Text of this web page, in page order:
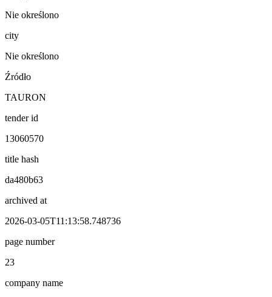
Nie określono
city
Nie określono
Źródło
TAURON
tender id
13060570
title hash
da480b63
archived at
2026-03-05T11:13:58.748736
page number
23
company name